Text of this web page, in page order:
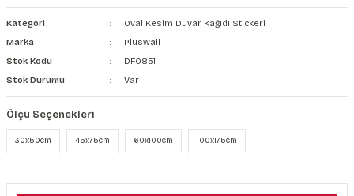
Duvar Kanvası
Kategori
Oval Kesim Duvar Kağıdı Stickeri
Marka
Pluswall
Stok Kodu
DF0851
Stok Durumu
Var
Ölçü Seçenekleri
30x50cm 45x75cm 60x100cm 100x175cm